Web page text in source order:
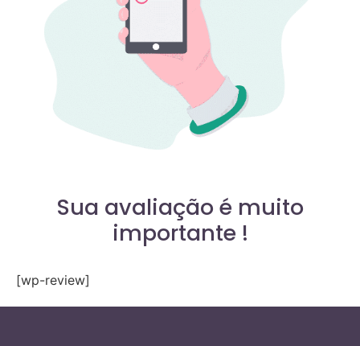
Sua avaliação é muito
importante !
[wp-review]